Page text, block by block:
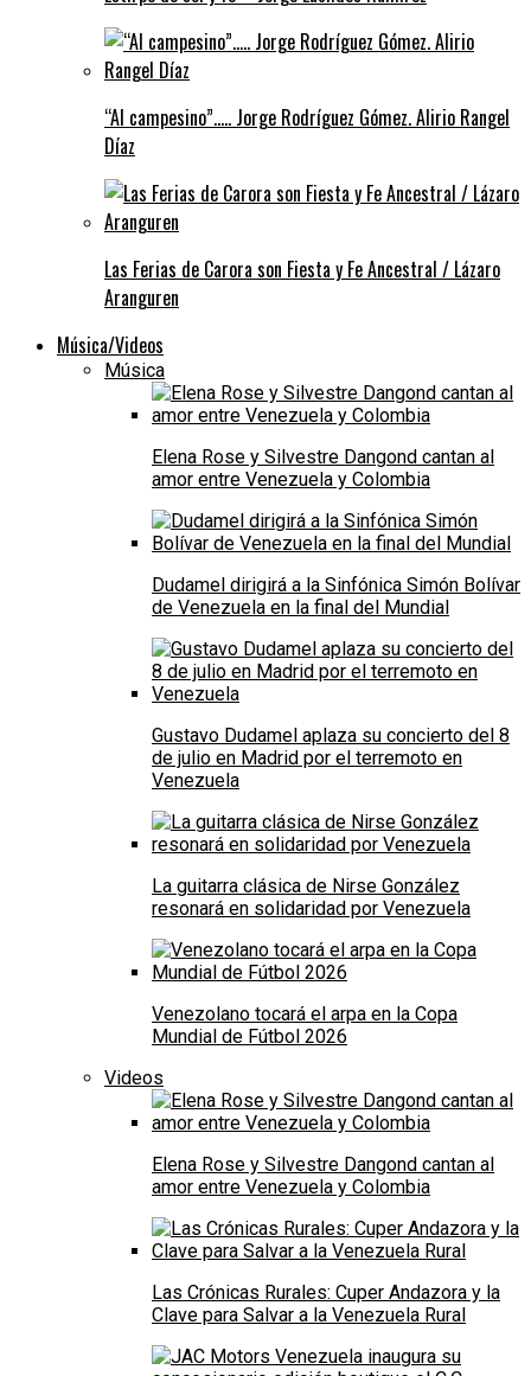
“Al campesino”….. Jorge Rodríguez Gómez. Alirio Rangel
Díaz
Las Ferias de Carora son Fiesta y Fe Ancestral / Lázaro
Aranguren
Música/Videos
Música
Elena Rose y Silvestre Dangond cantan al
amor entre Venezuela y Colombia
Dudamel dirigirá a la Sinfónica Simón Bolívar
de Venezuela en la final del Mundial
Gustavo Dudamel aplaza su concierto del 8
de julio en Madrid por el terremoto en
Venezuela
La guitarra clásica de Nirse González
resonará en solidaridad por Venezuela
Venezolano tocará el arpa en la Copa
Mundial de Fútbol 2026
Videos
Elena Rose y Silvestre Dangond cantan al
amor entre Venezuela y Colombia
Las Crónicas Rurales: Cuper Andazora y la
Clave para Salvar a la Venezuela Rural